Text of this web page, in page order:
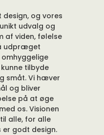
og vores
udvalg og
af viden, følelse
udpræget
tilbyde
småt. Vi hæver
og bliver
på at øge
os. Visionen
alle, for alle
er godt design.